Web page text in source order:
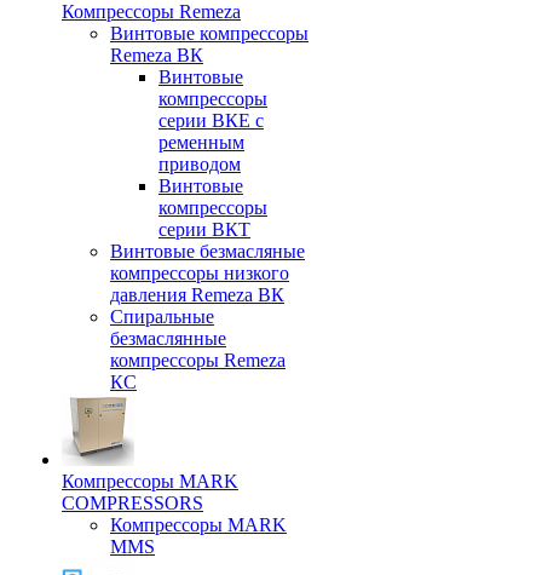
Компрессоры Remeza
Винтовые компрессоры
Remeza ВК
Винтовые
компрессоры
серии ВКЕ с
ременным
приводом
Винтовые
компрессоры
серии ВКТ
Винтовые безмасляные
компрессоры низкого
давления Remeza ВК
Спиральные
безмаслянные
компрессоры Remeza
КС
Компрессоры MARK
COMPRESSORS
Компрессоры MARK
MMS